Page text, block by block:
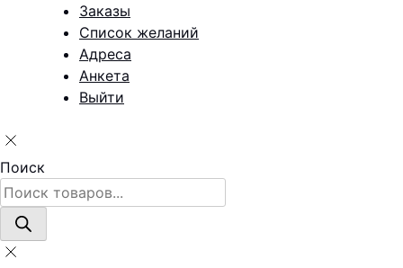
Заказы
Список желаний
Адреса
Анкета
Выйти
Поиск
Поиск
товаров